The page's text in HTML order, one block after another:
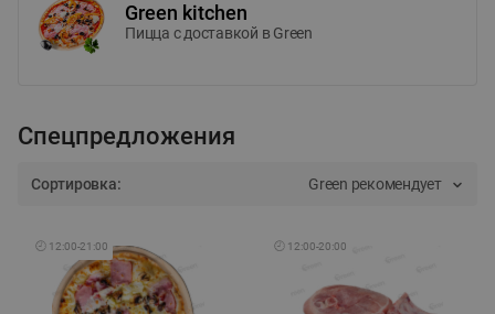
Green kitchen
Пицца c доставкой в Green
Спецпредложения
Сортировка: Green рекомендует
🕘 12:00-21:00 🕘 12:00-20:00